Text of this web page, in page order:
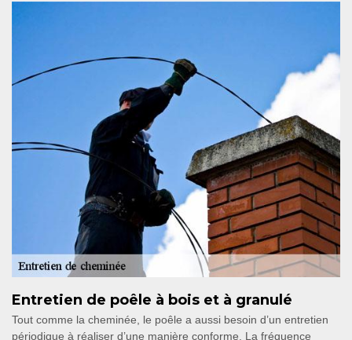
Entretien de poêle à bois et à granulé
Tout comme la cheminée, le poêle a aussi besoin d’un entretien
périodique à réaliser d’une manière conforme. La fréquence